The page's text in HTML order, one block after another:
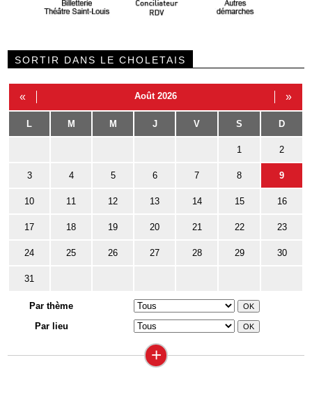
SORTIR DANS LE CHOLETAIS
« Août 2026 »
L M M J V S D
1 2
3 4 5 6 7 8 9
10 11 12 13 14 15 16
17 18 19 20 21 22 23
24 25 26 27 28 29 30
31
Par thème
Par lieu
+